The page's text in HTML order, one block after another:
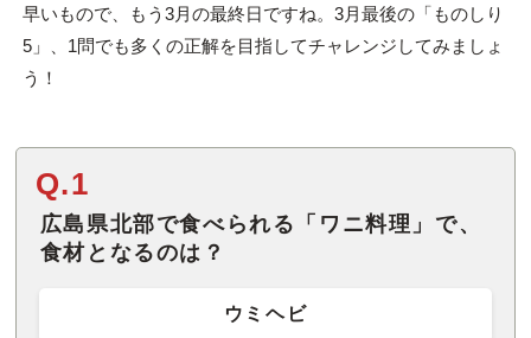
早いもので、もう3月の最終日ですね。3月最後の「ものしり
5」、1問でも多くの正解を目指してチャレンジしてみましょ
う！
Q.1
広島県北部で食べられる「ワニ料理」で、
食材となるのは？
ウミヘビ